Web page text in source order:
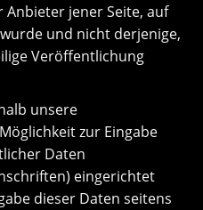
jener Seite, auf
und nicht derjenige,
Veröffentlichung
unsere
zur Eingabe
Daten
eingerichtet
dieser Daten seitens